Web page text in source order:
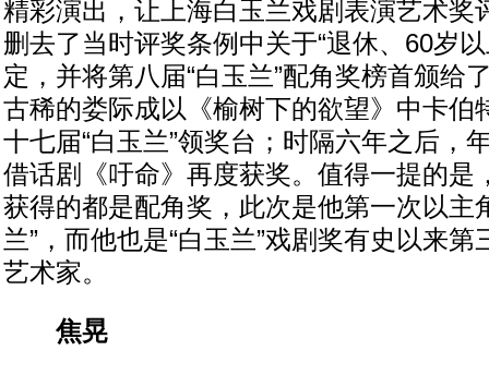
精彩演出，让上海白玉兰戏剧表演艺术奖
删去了当时评奖条例中关于“退休、60岁
定，并将第八届“白玉兰”配角奖榜首颁给
古稀的娄际成以《榆树下的欲望》中卡伯
十七届“白玉兰”领奖台；时隔六年之后，
借话剧《吁命》再度获奖。值得一提的是
获得的都是配角奖，此次是他第一次以主
兰”，而他也是“白玉兰”戏剧奖有史以来第
艺术家。
焦晃